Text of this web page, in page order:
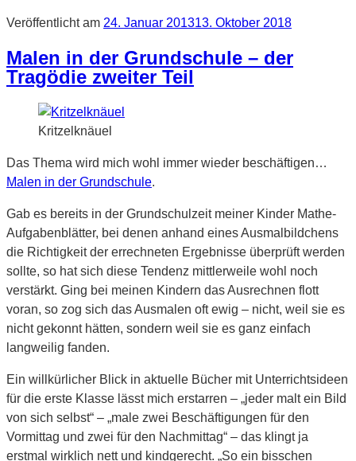
Veröffentlicht am 24. Januar 201313. Oktober 2018
Malen in der Grundschule – der
Tragödie zweiter Teil
Kritzelknäuel
Das Thema wird mich wohl immer wieder beschäftigen…
Malen in der Grundschule.
Gab es bereits in der Grundschulzeit meiner Kinder Mathe-
Aufgabenblätter, bei denen anhand eines Ausmalbildchens
die Richtigkeit der errechneten Ergebnisse überprüft werden
sollte, so hat sich diese Tendenz mittlerweile wohl noch
verstärkt. Ging bei meinen Kindern das Ausrechnen flott
voran, so zog sich das Ausmalen oft ewig – nicht, weil sie es
nicht gekonnt hätten, sondern weil sie es ganz einfach
langweilig fanden.
Ein willkürlicher Blick in aktuelle Bücher mit Unterrichtsideen
für die erste Klasse lässt mich erstarren – „jeder malt ein Bild
von sich selbst“ – „male zwei Beschäftigungen für den
Vormittag und zwei für den Nachmittag“ – das klingt ja
erstmal wirklich nett und kindgerecht. „So ein bisschen